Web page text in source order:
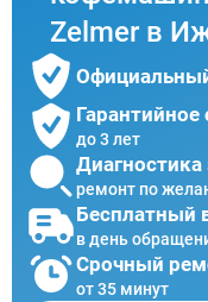
Zelmer в
до 3 лет
Диагностика
ремонт по
Бесплатный
в день
Срочный
от 35 минут